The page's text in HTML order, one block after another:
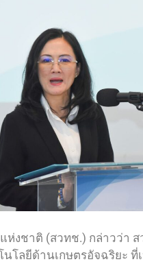
งชาติ (สวทช.) กล่าวว่า
ลยีด้านเกษตรอัจฉริยะ ที่